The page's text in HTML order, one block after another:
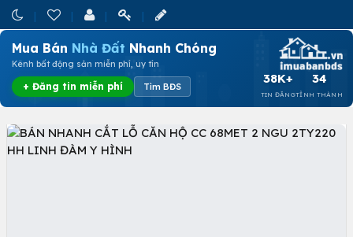
Mua Bán Nhà Đất Nhanh Chóng
Kênh bất động sản miễn phí, uy tín
+ Đăng tin miễn phí Tìm BĐS
38K+
TIN ĐĂNG
34
TỈNH THÀNH